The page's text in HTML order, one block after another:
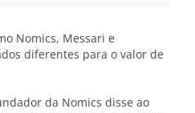
Nomics, Messari e
diferentes para o valor de
da Nomics disse ao